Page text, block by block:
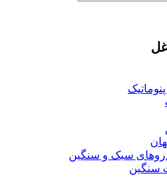
سبک و سنگین
سنگین